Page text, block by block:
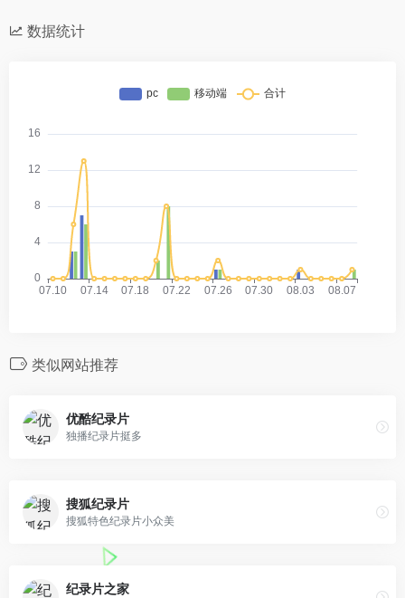
数据统计
类似网站推荐
优酷纪录片
独播纪录片挺多
搜狐纪录片
搜狐特色纪录片小众美
纪录片之家